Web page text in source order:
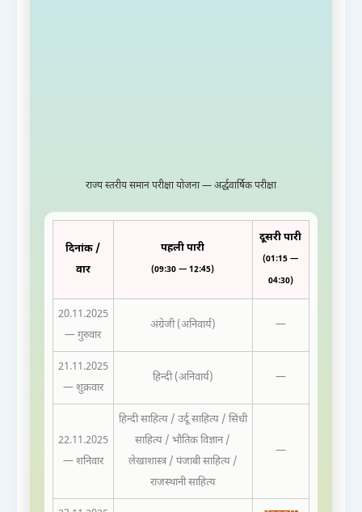
राज्य स्तरीय समान परीक्षा योजना — अर्द्धवार्षिक परीक्षा
दिनांक /
वार
पहली पारी
(09:30 — 12:45)
दूसरी पारी
(01:15 —
04:30)
20.11.2025
— गुरुवार
अंग्रेजी (अनिवार्य) —
21.11.2025
— शुक्रवार
हिन्दी (अनिवार्य) —
22.11.2025
— शनिवार
हिन्दी साहित्य / उर्दू साहित्य / सिंधी
साहित्य / भौतिक विज्ञान /
लेखाशास्त्र / पंजाबी साहित्य /
राजस्थानी साहित्य
—